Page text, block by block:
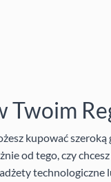
Twoim
kupować
od tego, czy
technologiczne